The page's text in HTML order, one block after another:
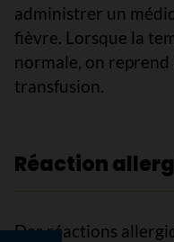
administrer un
fièvre. Lorsque la
normale, on
transfusion.
Réaction
Des réactions